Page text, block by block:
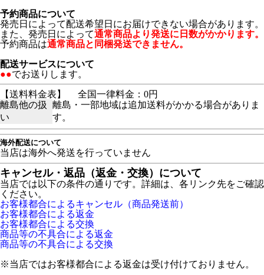
予約商品について
発売日によって配送希望日にお届けできない場合があります。
また、発売日によって通常商品より発送に日数がかかります。
予約商品は通常商品と同梱発送できません。
配送サービスについて
●●でお送りします。
【送料料金表】
全国一律料金：0円
離島他の扱
い
離島・一部地域は追加送料がかかる場合がありま
す。
海外配送について
当店は海外へ発送を行っていません
キャンセル・返品（返金・交換）について
当店では以下の条件の通りです。詳細は、各リンク先をご確認
ください。
お客様都合によるキャンセル（商品発送前）
お客様都合による返金
お客様都合による交換
商品等の不具合による返金
商品等の不具合による交換
※当店ではお客様都合による返金は受け付けておりません。